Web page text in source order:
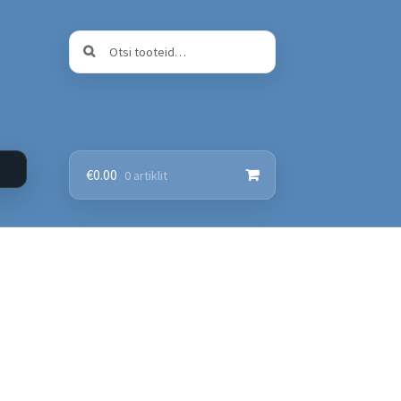
Otsi:
Otsi
€0.00 0 artiklit